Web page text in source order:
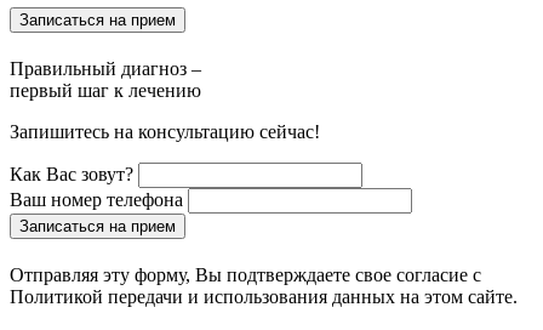
Записаться на прием
Правильный диагноз –
первый шаг к лечению
Запишитесь на консультацию сейчас!
Как Вас зовут?
Ваш номер телефона
Записаться на прием
Отправляя эту форму, Вы подтверждаете свое согласие с
Политикой передачи и использования данных на этом сайте.